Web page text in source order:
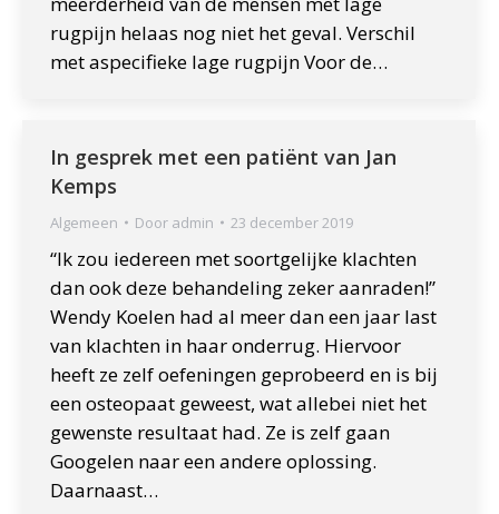
rugpijn helaas nog niet het geval. Verschil
met aspecifieke lage rugpijn Voor de…
In gesprek met een patiënt van Jan
Kemps
Algemeen Door admin 23 december 2019
“Ik zou iedereen met soortgelijke klachten
dan ook deze behandeling zeker aanraden!”
Wendy Koelen had al meer dan een jaar last
van klachten in haar onderrug. Hiervoor
heeft ze zelf oefeningen geprobeerd en is bij
een osteopaat geweest, wat allebei niet het
gewenste resultaat had. Ze is zelf gaan
Googelen naar een andere oplossing.
Daarnaast…